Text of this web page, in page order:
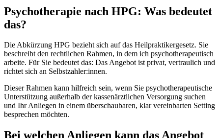
Psychotherapie nach HPG: Was bedeutet
das?
Die Abkürzung HPG bezieht sich auf das Heilpraktikergesetz. Sie
beschreibt den rechtlichen Rahmen, in dem ich psychotherapeutisch
arbeite. Für Sie bedeutet das: Das Angebot ist privat, vertraulich und
richtet sich an Selbstzahler:innen.
Dieser Rahmen kann hilfreich sein, wenn Sie psychotherapeutische
Unterstützung außerhalb der kassenärztlichen Versorgung suchen
und Ihr Anliegen in einem überschaubaren, klar vereinbarten Setting
besprechen möchten.
Bei welchen Anliegen kann das Angebot